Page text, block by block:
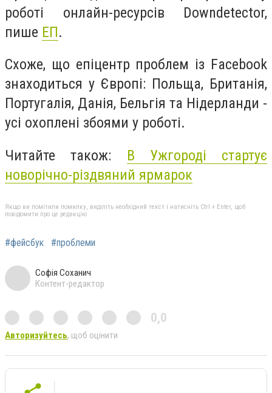
роботі онлайн-ресурсів Downdetector,
пише ЕП.
Схоже, що епіцентр проблем із Facebook
знаходиться у Європі: Польща, Британія,
Португалія, Данія, Бельгія та Нідерланди -
усі охоплені збоями у роботі.
Читайте також: В Ужгороді стартує
новорічно-різдвяний ярмарок
Якщо ви помітили помилку, виділіть необхідний текст і натисніть Ctrl + Enter, щоб
повідомити про це редакцію
#фейсбук #проблеми
Софія Соханич
Контент-редактор
0,0
Авторизуйтесь, щоб оцінити